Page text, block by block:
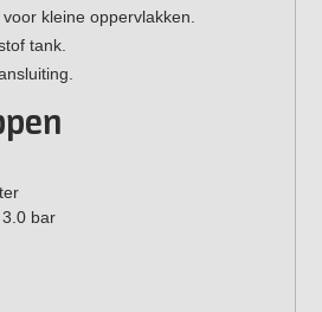
kleine oppervlakken.
tank.
3.0 bar